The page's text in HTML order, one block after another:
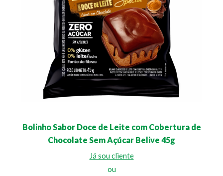
Bolinho Sabor Doce de Leite com Cobertura de
Chocolate Sem Açúcar Belive 45g
Já sou cliente
ou